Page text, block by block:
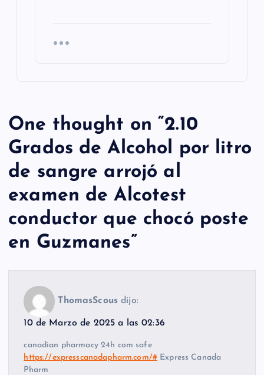
One thought on “2.10
Grados de Alcohol por litro
de sangre arrojó al
examen de Alcotest
conductor que chocó poste
en Guzmanes”
ThomasScous dijo:
10 de Marzo de 2025 a las 02:36
canadian pharmacy 24h com safe
https://expresscanadapharm.com/#Express Canada
Pharm